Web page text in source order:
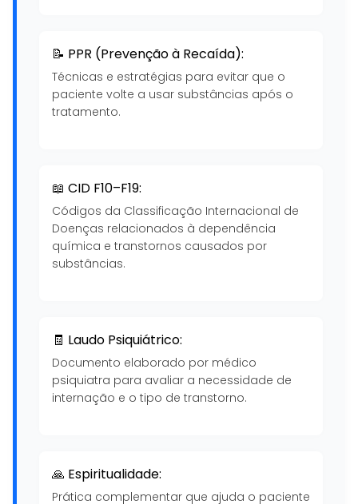
📝 PPR (Prevenção à Recaída):
Técnicas e estratégias para evitar que o
paciente volte a usar substâncias após o
tratamento.
📖 CID F10–F19:
Códigos da Classificação Internacional de
Doenças relacionados à dependência
química e transtornos causados por
substâncias.
🧾 Laudo Psiquiátrico:
Documento elaborado por médico
psiquiatra para avaliar a necessidade de
internação e o tipo de transtorno.
🙏 Espiritualidade:
Prática complementar que ajuda o paciente